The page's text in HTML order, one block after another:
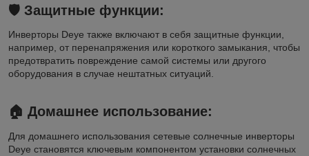
🛡️ Защитные функции:
Инверторы Deye также включают в себя защитные функции,
например, от перенапряжения или короткого замыкания, чтобы
предотвратить повреждение самой системы или другого
оборудования в случае нештатных ситуаций.
🏠 Домашнее использование:
Для домашнего использования сетевые солнечные инверторы
Deye становятся ключевым компонентом установки солнечных